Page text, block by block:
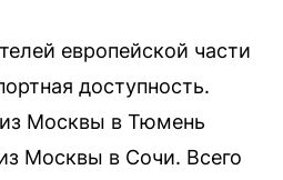
европейской части
доступность.
из Москвы в Тюмень
Москвы в Сочи. Всего